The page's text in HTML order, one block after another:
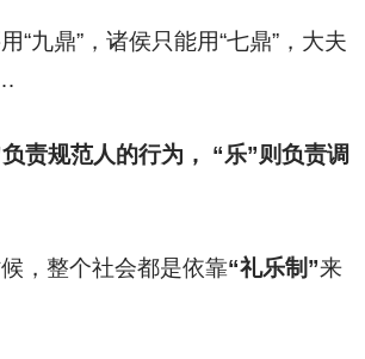
“九鼎”，诸侯只能用“七鼎”，大夫
责规范人的行为， “乐”则负责调
，整个社会都是依靠“礼乐制”来